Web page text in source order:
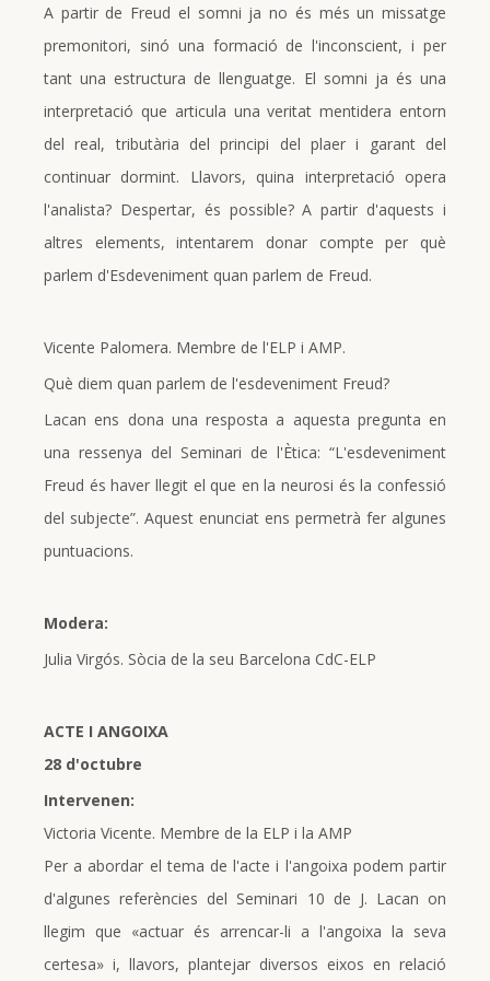
A partir de Freud el somni ja no és més un missatge
premonitori, sinó una formació de l'inconscient, i per
tant una estructura de llenguatge. El somni ja és una
interpretació que articula una veritat mentidera entorn
del real, tributària del principi del plaer i garant del
continuar dormint. Llavors, quina interpretació opera
l'analista? Despertar, és possible? A partir d'aquests i
altres elements, intentarem donar compte per què
parlem d'Esdeveniment quan parlem de Freud.
Vicente Palomera. Membre de l'ELP i AMP.
Què diem quan parlem de l'esdeveniment Freud?
Lacan ens dona una resposta a aquesta pregunta en
una ressenya del Seminari de l'Ètica: “L'esdeveniment
Freud és haver llegit el que en la neurosi és la confessió
del subjecte”. Aquest enunciat ens permetrà fer algunes
puntuacions.
Modera:
Julia Virgós. Sòcia de la seu Barcelona CdC-ELP
ACTE I ANGOIXA
28 d'octubre
Intervenen:
Victoria Vicente. Membre de la ELP i la AMP
Per a abordar el tema de l'acte i l'angoixa podem partir
d'algunes referències del Seminari 10 de J. Lacan on
llegim que «actuar és arrencar-li a l'angoixa la seva
certesa» i, llavors, plantejar diversos eixos en relació